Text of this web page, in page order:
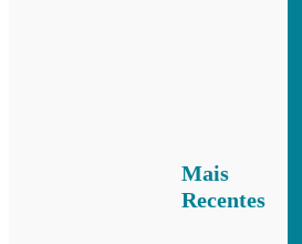
Mais
Recentes